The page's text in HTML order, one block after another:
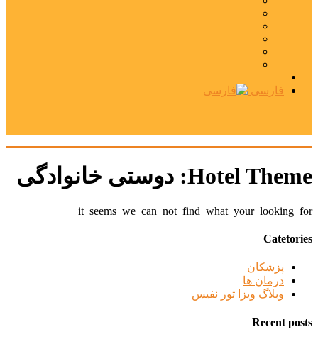
فارسی
Hotel Theme: دوستی خانوادگی
it_seems_we_can_not_find_what_your_looking_for
Catetories
پزشکان
درمان ها
وبلاگ ویزا تور نفیس
Recent posts